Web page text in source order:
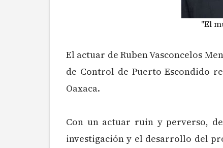
"El
El actuar de Ruben Vasconcelos
de Control de Puerto Escondido
Oaxaca.
Con un actuar ruin y perverso,
investigación y el desarrollo del